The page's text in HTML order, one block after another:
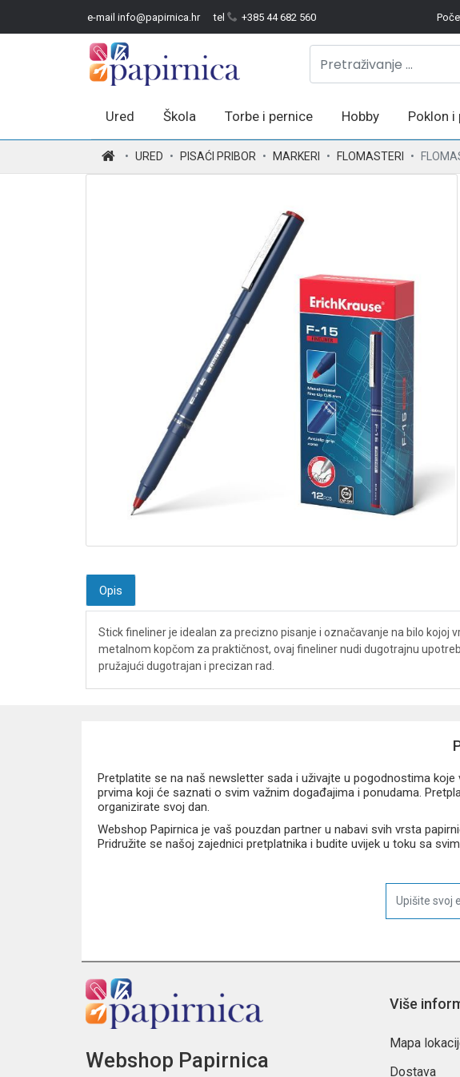
e-mail info@papirnica.hr tel +385 44 682 560
Ured Škola Torbe i pernice Hobby Poklon i
URED PISAĆI PRIBOR MARKERI FLOMASTERI
Opis
Stick fineliner je idealan za precizno pisanje i označavanje na bilo kojoj
metalnom kopčom za praktičnost, ovaj fineliner nudi dugotrajnu
pružajući dugotrajan i precizan rad.
Pretplatite se na naš newsletter sada i uživajte u pogodnostima
prvima koji će saznati o svim važnim događajima i ponudama.
organizirate svoj dan.
Webshop Papirnica je vaš pouzdan partner u nabavi svih vrsta
Pridružite se našoj zajednici pretplatnika i budite uvijek u toku sa
Webshop Papirnica
Više
Mapa
Dostava